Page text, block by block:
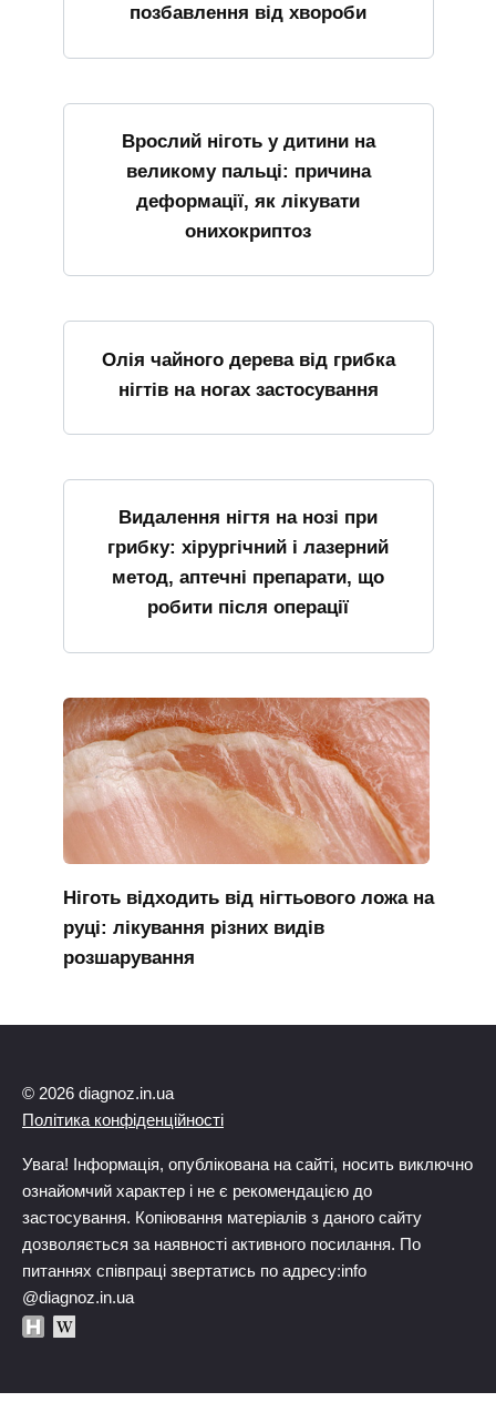
позбавлення від хвороби
Врослий ніготь у дитини на
великому пальці: причина
деформації, як лікувати
онихокриптоз
Олія чайного дерева від грибка
нігтів на ногах застосування
Видалення нігтя на нозі при
грибку: хірургічний і лазерний
метод, аптечні препарати, що
робити після операції
Ніготь відходить від нігтьового ложа на
руці: лікування різних видів
розшарування
© 2026 diagnoz.in.ua
Політика конфіденційності
Увага! Інформація, опублікована на сайті, носить виключно
ознайомчий характер і не є рекомендацією до
застосування. Копіювання матеріалів з даного сайту
дозволяється за наявності активного посилання. По
питаннях співпраці звертатись по адресу:info
@diagnoz.in.ua